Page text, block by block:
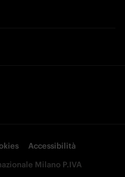
Accessibilità
Milano P.IVA